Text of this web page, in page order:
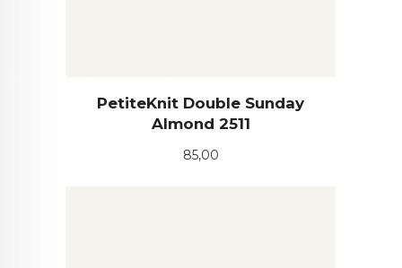
PetiteKnit Double Sunday
Almond 2511
Pris
85,00